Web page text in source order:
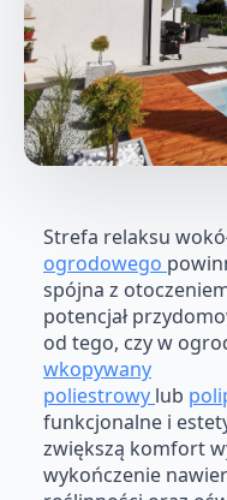
Strefa relaksu
ogrodowego
spójna z
potencjał
od tego, czy w
wkopywany
poliestrowy lub
funkcjonalne i
zwiększą komfort
wykończenie